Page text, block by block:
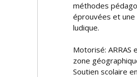
méthodes
éprouvées et une
ludique.
Motorisé: ARRAS
zone
Soutien scolaire